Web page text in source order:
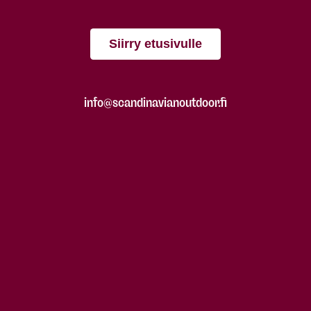
Siirry etusivulle
info@scandinavianoutdoor.fi